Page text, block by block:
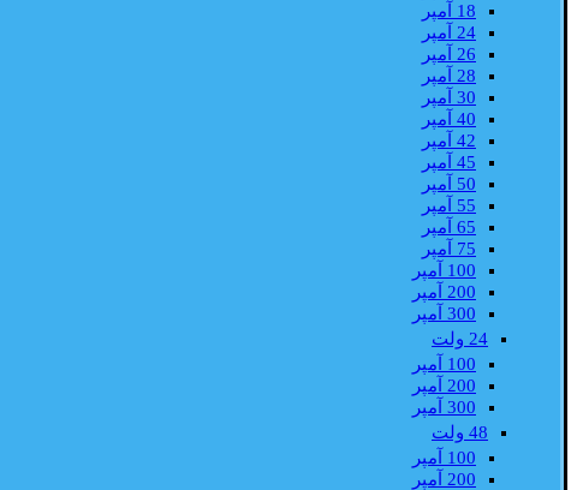
18 آمپر
24 آمپر
26 آمپر
28 آمپر
30 آمپر
40 آمپر
42 آمپر
45 آمپر
50 آمپر
55 آمپر
65 آمپر
75 آمپر
100 آمپر
200 آمپر
300 آمپر
24 ولت
100 آمپر
200 آمپر
300 آمپر
48 ولت
100 آمپر
200 آمپر